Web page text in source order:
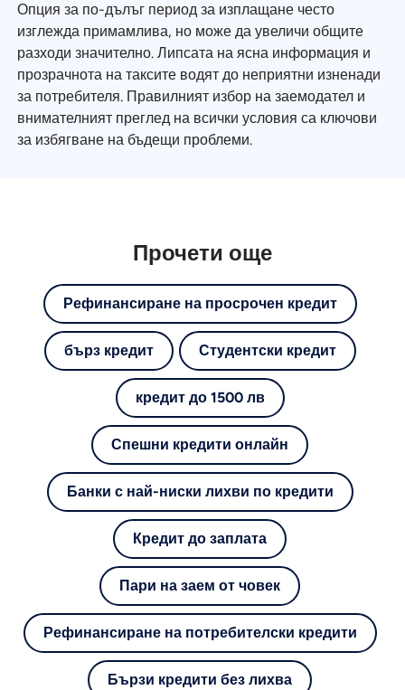
Опция за по-дълъг период за изплащане често
изглежда примамлива, но може да увеличи общите
разходи значително. Липсата на ясна информация и
прозрачнота на таксите водят до неприятни изненади
за потребителя. Правилният избор на заемодател и
внимателният преглед на всички условия са ключови
за избягване на бъдещи проблеми.
Прочети още
Рефинансиране на просрочен кредит
бърз кредит Студентски кредит
кредит до 1500 лв
Спешни кредити онлайн
Банки с най-ниски лихви по кредити
Кредит до заплата
Пари на заем от човек
Рефинансиране на потребителски кредити
Бързи кредити без лихва